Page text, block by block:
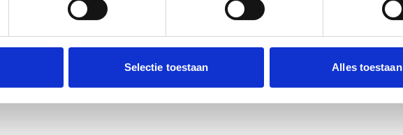
Selectie toestaan Alles toestaan